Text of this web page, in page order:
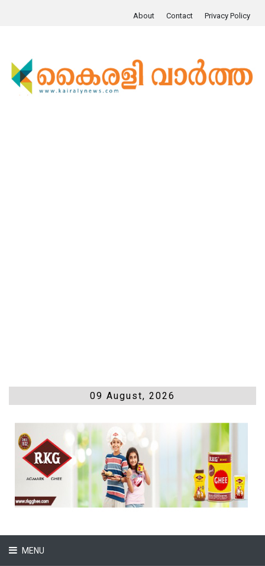
About Contact Privacy Policy
09 August, 2026
MENU